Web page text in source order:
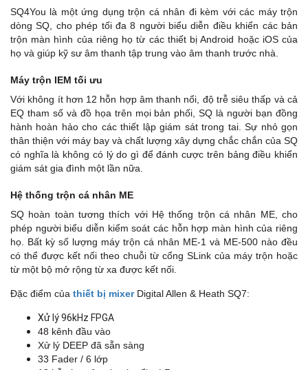
SQ4You là một ứng dụng trộn cá nhân đi kèm với các máy trộn
dòng SQ, cho phép tối đa 8 người biểu diễn điều khiển các bản
trộn màn hình của riêng họ từ các thiết bị Android hoặc iOS của
họ và giúp kỹ sư âm thanh tập trung vào âm thanh trước nhà.
Máy trộn IEM tối ưu
Với không ít hơn 12 hỗn hợp âm thanh nổi, độ trễ siêu thấp và cả
EQ tham số và đồ họa trên mọi bản phối, SQ là người bạn đồng
hành hoàn hảo cho các thiết lập giám sát trong tai. Sự nhỏ gọn
thân thiện với máy bay và chất lượng xây dựng chắc chắn của SQ
có nghĩa là không có lý do gì để đánh cược trên bảng điều khiển
giám sát gia đình một lần nữa.
Hệ thống trộn cá nhân ME
SQ hoàn toàn tương thích với Hệ thống trộn cá nhân ME, cho
phép người biểu diễn kiểm soát các hỗn hợp màn hình của riêng
họ. Bất kỳ số lượng máy trộn cá nhân ME-1 và ME-500 nào đều
có thể được kết nối theo chuỗi từ cổng SLink của máy trộn hoặc
từ một bộ mở rộng từ xa được kết nối.
Đặc điểm của thiết bị mixerDigital Allen & Heath SQ7:
Xử lý 96kHz FPGA
48 kênh đầu vào
Xử lý DEEP đã sẵn sàng
33 Fader / 6 lớp